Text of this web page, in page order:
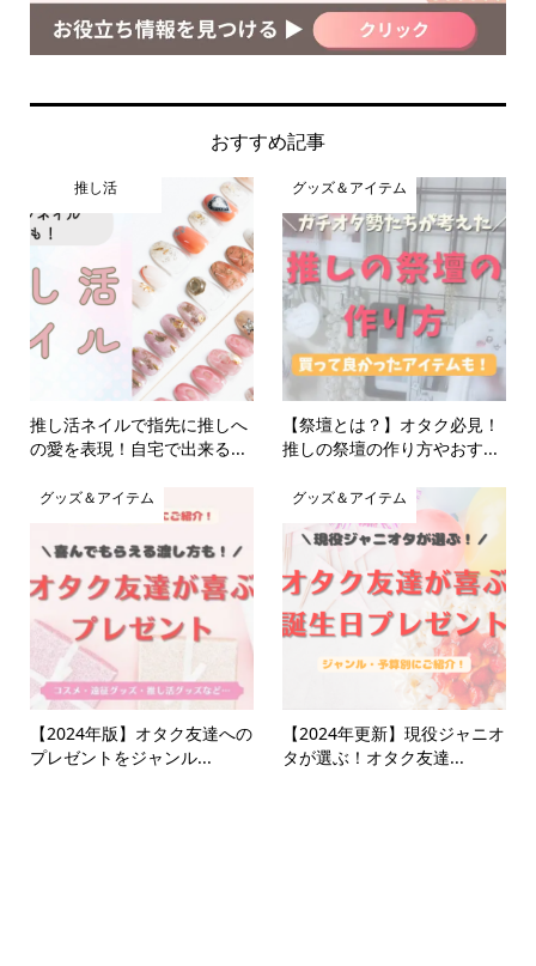
おすすめ記事
推し活
推し活ネイルで指先に推しへ
の愛を表現！自宅で出来る...
グッズ＆アイテム
【祭壇とは？】オタク必見！
推しの祭壇の作り方やおす...
グッズ＆アイテム
【2024年版】オタク友達への
プレゼントをジャンル...
グッズ＆アイテム
【2024年更新】現役ジャニオ
タが選ぶ！オタク友達...